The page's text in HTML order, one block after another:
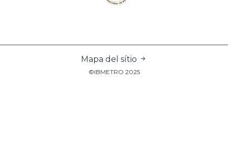
Mapa del sítio
©IBMETRO 2025